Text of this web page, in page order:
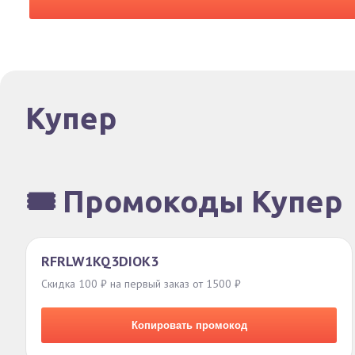
Купер
🎟️ Промокоды Купер
RFRLW1KQ3DIOK3
Скидка 100 ₽ на первый заказ от 1500 ₽
Копировать промокод